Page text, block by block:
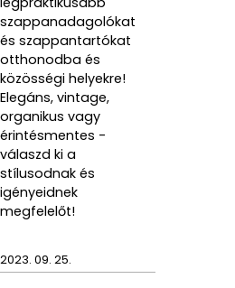
szappanadagolókat
és szappantartókat
otthonodba és
közösségi helyekre!
Elegáns, vintage,
organikus vagy
érintésmentes -
válaszd ki a
stílusodnak és
igényeidnek
megfelelőt!
2023. 09. 25.